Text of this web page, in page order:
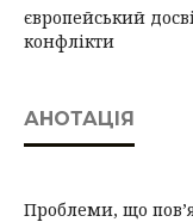
європейський
конфлікти
АНОТАЦІЯ
Проблеми, що